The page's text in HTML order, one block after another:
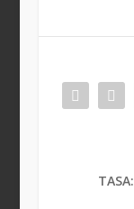
TASA: